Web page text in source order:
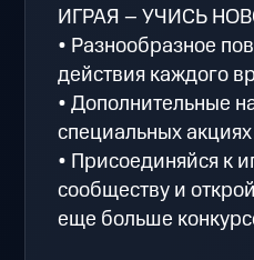
ИГРАЯ – УЧИСЬ
• Разнообразное
действия каждого
• Дополнительные
специальных акциях
• Присоединяйся к
сообществу и
еще больше